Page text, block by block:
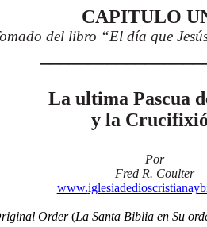
CAPITULO
del libro “El día que
La ultima Pascua
y la
Por
Fred R. Coulter
www.
Order(La Santa Biblia en Su